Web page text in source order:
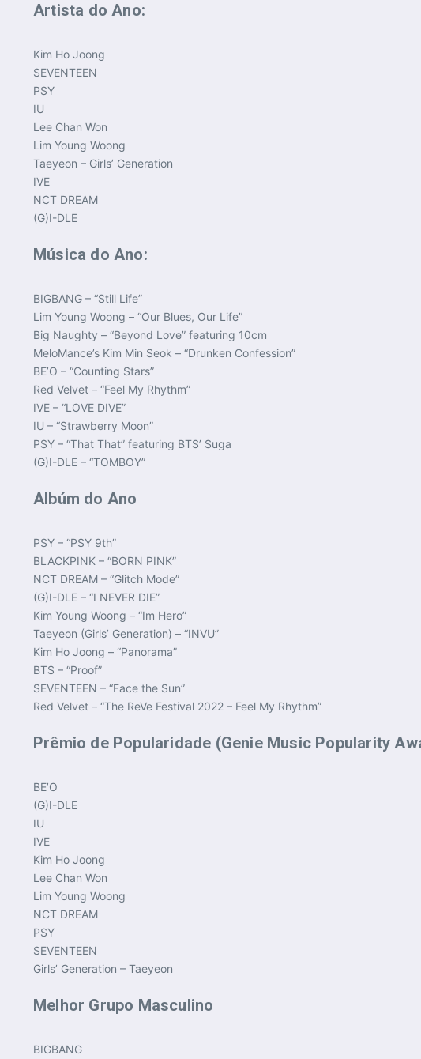
Artista do Ano:
Kim Ho Joong
SEVENTEEN
PSY
IU
Lee Chan Won
Lim Young Woong
Taeyeon – Girls’ Generation
IVE
NCT DREAM
(G)I-DLE
Música do Ano:
BIGBANG – “Still Life”
Lim Young Woong – “Our Blues, Our Life”
Big Naughty – “Beyond Love” featuring 10cm
MeloMance’s Kim Min Seok – “Drunken Confession”
BE’O – “Counting Stars”
Red Velvet – “Feel My Rhythm”
IVE – “LOVE DIVE”
IU – “Strawberry Moon”
PSY – “That That” featuring BTS’ Suga
(G)I-DLE – “TOMBOY”
Albúm do Ano
PSY – “PSY 9th”
BLACKPINK – “BORN PINK”
NCT DREAM – “Glitch Mode”
(G)I-DLE – “I NEVER DIE”
Kim Young Woong – “Im Hero”
Taeyeon (Girls’ Generation) – “INVU”
Kim Ho Joong – “Panorama”
BTS – “Proof”
SEVENTEEN – “Face the Sun”
Red Velvet – “The ReVe Festival 2022 – Feel My Rhythm”
Prêmio de Popularidade (Genie Music Popularity
BE’O
(G)I-DLE
IU
IVE
Kim Ho Joong
Lee Chan Won
Lim Young Woong
NCT DREAM
PSY
SEVENTEEN
Girls’ Generation – Taeyeon
Melhor Grupo Masculino
BIGBANG